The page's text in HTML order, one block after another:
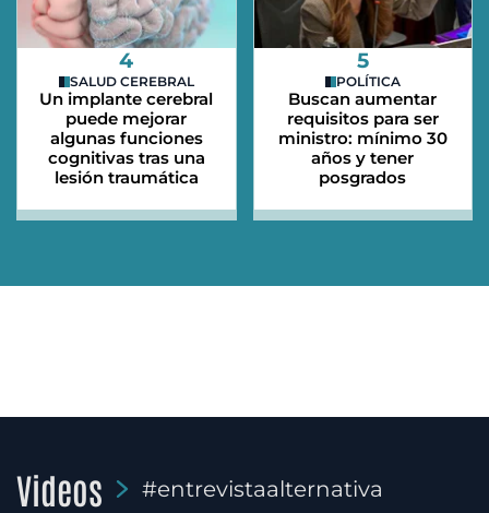
4
SALUD CEREBRAL
Un implante cerebral
puede mejorar
algunas funciones
cognitivas tras una
lesión traumática
5
POLÍTICA
Buscan aumentar
requisitos para ser
ministro: mínimo 30
años y tener
posgrados
Videos #entrevistaalternativa